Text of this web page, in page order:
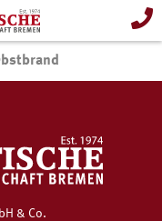
& Co.